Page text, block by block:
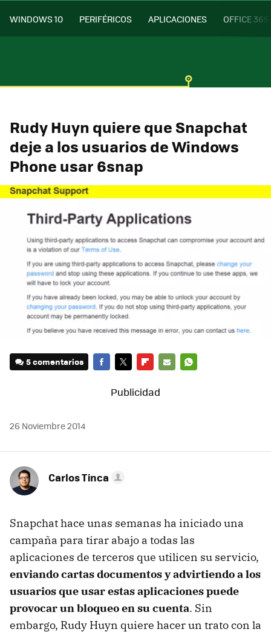
WINDOWS 10 PERIFÉRICOS APLICACIONES OFFICE 365
Rudy Huyn quiere que Snapchat
deje a los usuarios de Windows
Phone usar 6snap
5 comentarios
MAIL
26 Noviembre 2014
Carlos Tinca
Snapchat hace unas semanas ha iniciado una
campaña para tirar abajo a todas las
aplicaciones de terceros que utilicen su servicio,
enviando cartas documentos y advirtiendo a los
usuarios que usar estas aplicaciones puede
provocar un bloqueo en su cuenta. Sin
embargo, Rudy Huyn quiere hacer un trato con la